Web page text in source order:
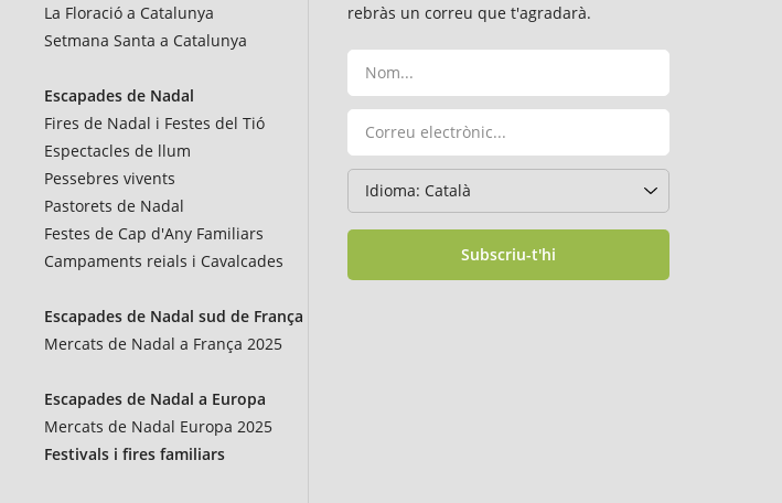
La Floració a Catalunya
Setmana Santa a Catalunya
Escapades de Nadal
Fires de Nadal i Festes del Tió
Espectacles de llum
Pessebres vivents
Pastorets de Nadal
Festes de Cap d'Any Familiars
Campaments reials i Cavalcades
Escapades de Nadal sud de França
Mercats de Nadal a França 2025
Escapades de Nadal a Europa
Mercats de Nadal Europa 2025
Festivals i fires familiars
rebràs un correu que t'agradarà.
Subscriu-t'hi